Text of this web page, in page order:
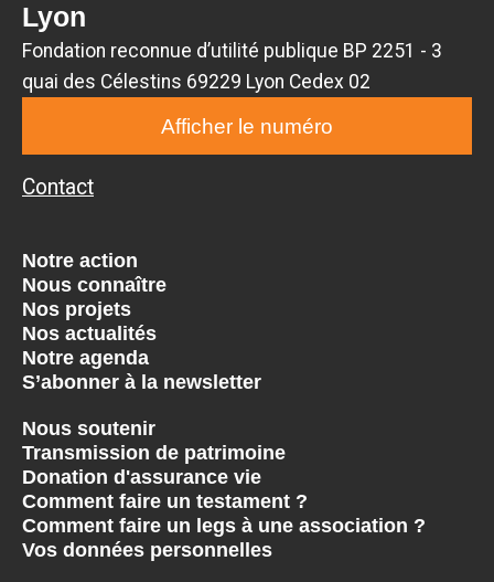
Lyon
Fondation reconnue d’utilité publique BP 2251 - 3
quai des Célestins 69229 Lyon Cedex 02
Afficher le numéro
Contact
Notre action
Nous connaître
Nos projets
Nos actualités
Notre agenda
S’abonner à la newsletter
Nous soutenir
Transmission de patrimoine
Donation d'assurance vie
Comment faire un testament ?
Comment faire un legs à une association ?
Vos données personnelles